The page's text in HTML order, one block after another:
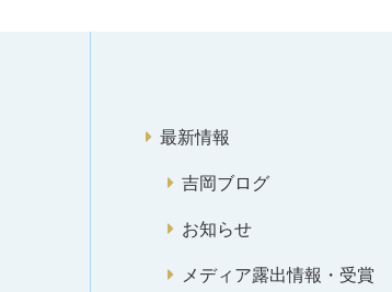
最新情報
吉岡ブログ
お知らせ
メディア露出情報・受賞